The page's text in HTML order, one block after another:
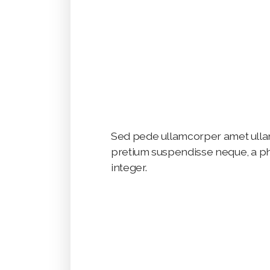
Sed pede ullamcorper amet
pretium suspendisse neque, a
integer.